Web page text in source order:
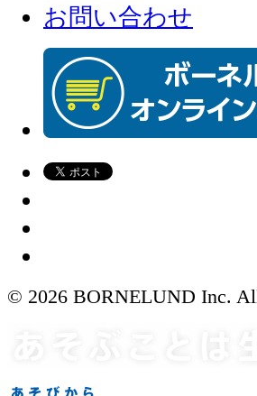
お問い合わせ
© 2026 BORNELUND Inc.